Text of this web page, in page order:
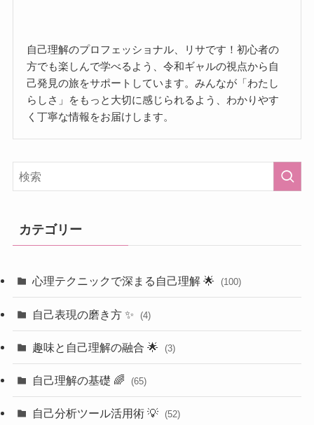
自己理解のプロフェッショナル、リサです！初心者の
方でも楽しんで学べるよう、令和ギャルの視点から自
己発見の旅をサポートしています。みんなが「わたし
らしさ」をもっと大切に感じられるよう、わかりやす
く丁寧な情報をお届けします。
カテゴリー
心理テクニックで深まる自己理解 🌟 (100)
自己表現の磨き方 ✨ (4)
趣味と自己理解の融合 🌟 (3)
自己理解の基礎 🌈 (65)
自己分析ツール活用術 💡 (52)